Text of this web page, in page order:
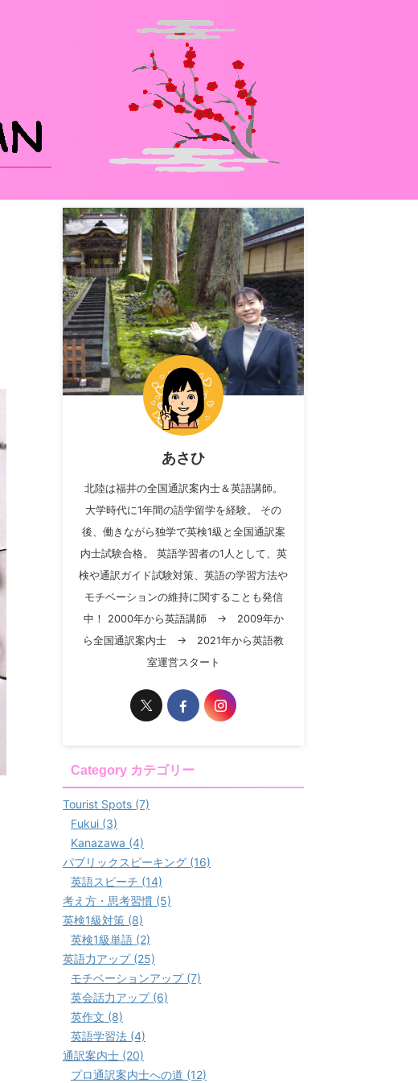
あさひ
北陸は福井の全国通訳案内士＆英語講師。
大学時代に1年間の語学留学を経験。 その
後、働きながら独学で英検1級と全国通訳案
内士試験合格。 英語学習者の1人として、英
検や通訳ガイド試験対策、英語の学習方法や
モチベーションの維持に関することも発信
中！ 2000年から英語講師 → 2009年か
ら全国通訳案内士 → 2021年から英語教
室運営スタート
Category カテゴリー
Tourist Spots (7)
Fukui (3)
Kanazawa (4)
パブリックスピーキング (16)
英語スピーチ (14)
考え方・思考習慣 (5)
英検1級対策 (8)
英検1級単語 (2)
英語力アップ (25)
モチベーションアップ (7)
英会話力アップ (6)
英作文 (8)
英語学習法 (4)
通訳案内士 (20)
プロ通訳案内士への道 (12)